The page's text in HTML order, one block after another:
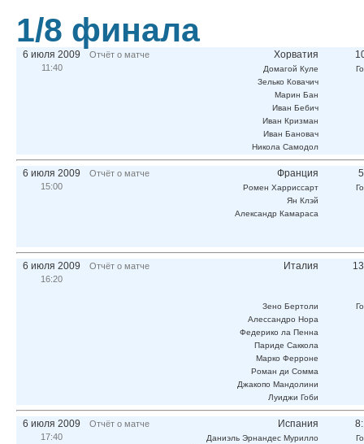
1/8 финала
6 июля 2009
11:40
Отчёт о матче Хорватия
Домагой Куле
Зелько Ковачич
Марин Бан
Иван Бебич
Иван Кризман
Иван Бановач
Никола Самодол
6 июля 2009
15:00
Отчёт о матче Франция
Ромен Харриссарт
Ян Клэй
Александр Камараса
6 июля 2009
16:20
Отчёт о матче Италия
Зено Бертоли
Алессандро Нора
Федерико ла Пенна
Париде Саккола
Марко Ферроне
Роман ди Сомма
Джакопо Мандолини
Луиджи Гоби
6 июля 2009
17:40
Отчёт о матче Испания
Даниэль Эрнандес Мурилло